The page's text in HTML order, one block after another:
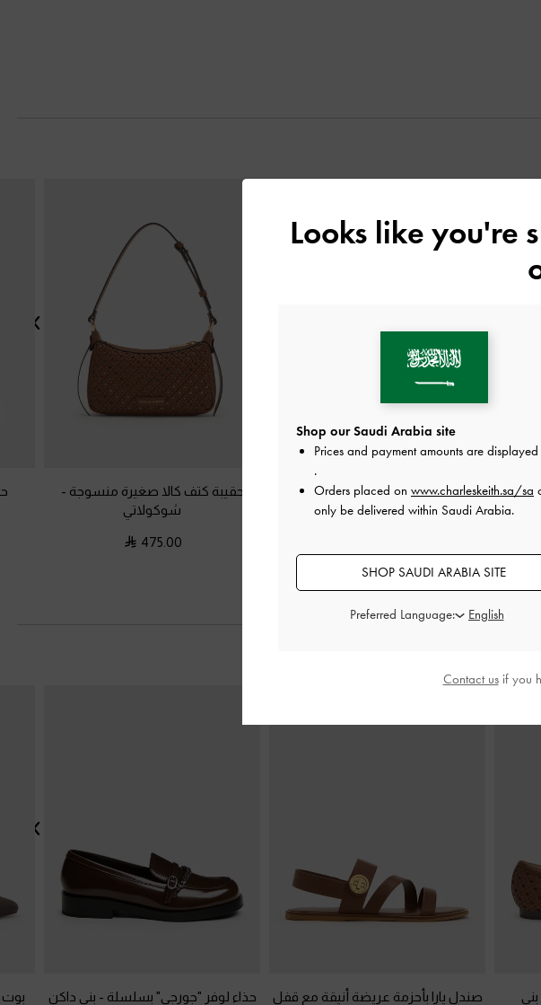
بنى
شنطة كتف هندسية ناسرين بتصميم
كولور بلوك-متعدد البني
حقيبة كتف كالا صغيرة منسوجة -
شوكولاتي
475.00
بنى
صندل يارا بأحزمة عريضة أنيقة مع قفل
حذاء لوفر "جورجي" بسلسلة - بني داكن بوت
Looks like you're
Shop our Saudi Arabia site
Prices and payment amounts are displayed
.
Orders placed on www.charleskeith.sa/sa
only be delivered within Saudi Arabia.
SHOP SAUDI ARABIA SITE
Preferred Language:
Contact usif you